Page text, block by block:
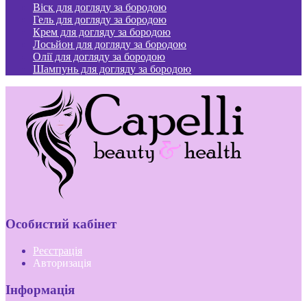
Віск для догляду за бородою
Гель для догляду за бородою
Крем для догляду за бородою
Лосьйон для догляду за бородою
Олії для догляду за бородою
Шампунь для догляду за бородою
Особистий кабінет
Реєстрація
Авторизація
Інформація